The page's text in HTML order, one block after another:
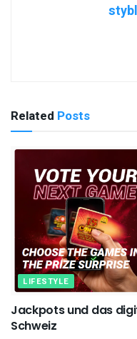
Related Posts
LIFESTYLE
Jackpots und das
Schweiz